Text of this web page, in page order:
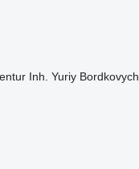
Inh. Yuriy Bordkovych